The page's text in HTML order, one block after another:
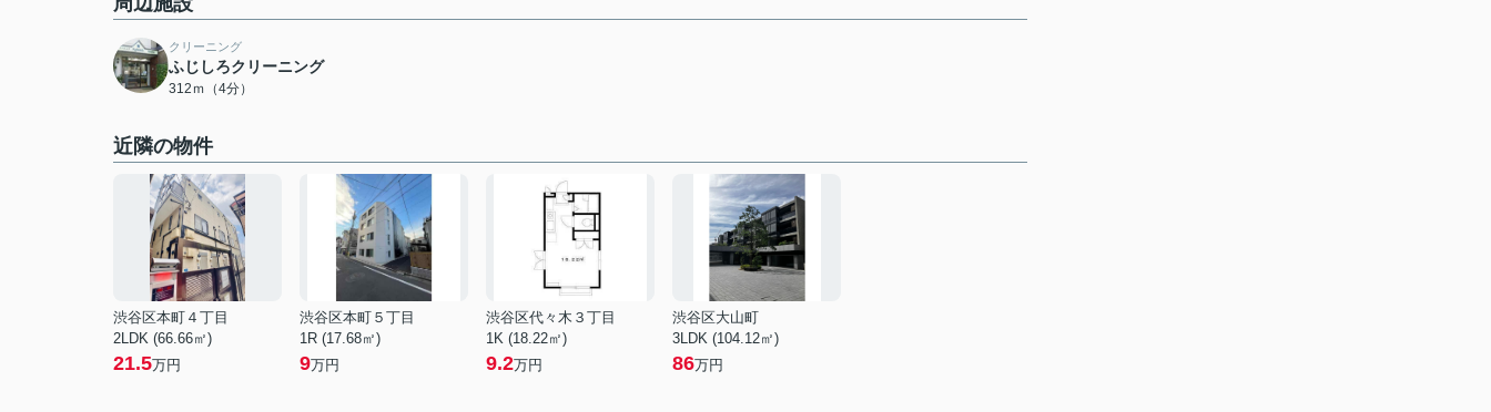
クリーニング
ふじしろクリーニング
312ｍ（4分）
近隣の物件
渋谷区本町４丁目
2LDK (66.66㎡)
21.5万円
渋谷区本町５丁目
1R (17.68㎡)
9万円
渋谷区代々木３丁目
1K (18.22㎡)
9.2万円
渋谷区大山町
3LDK (104.12㎡)
86万円